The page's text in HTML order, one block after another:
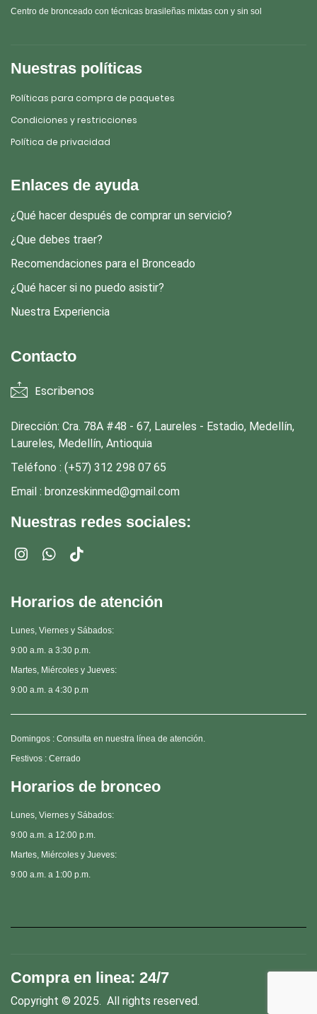
Centro de bronceado con técnicas brasileñas mixtas con y sin sol
Nuestras políticas
Políticas para compra de paquetes
Condiciones y restricciones
Política de privacidad
Enlaces de ayuda
¿Qué hacer después de comprar un servicio?
¿Que debes traer?
Recomendaciones para el Bronceado
¿Qué hacer si no puedo asistir?
Nuestra Experiencia
Contacto
Escribenos
Dirección: Cra. 78A #48 - 67, Laureles - Estadio, Medellín,
Laureles, Medellín, Antioquia
Teléfono : (+57) 312 298 07 65
Email : bronzeskinmed@gmail.com
Nuestras redes sociales:
Horarios de atención
Lunes, Viernes y Sábados:
9:00 a.m. a 3:30 p.m.
Martes, Miércoles y Jueves:
9:00 a.m. a 4:30 p.m
Domingos : Consulta en nuestra línea de atención.
Festivos : Cerrado
Horarios de bronceo
Lunes, Viernes y Sábados:
9:00 a.m. a 12:00 p.m.
Martes, Miércoles y Jueves:
9:00 a.m. a 1:00 p.m.
Compra en linea: 24/7
Copyright © 2025. All rights reserved.